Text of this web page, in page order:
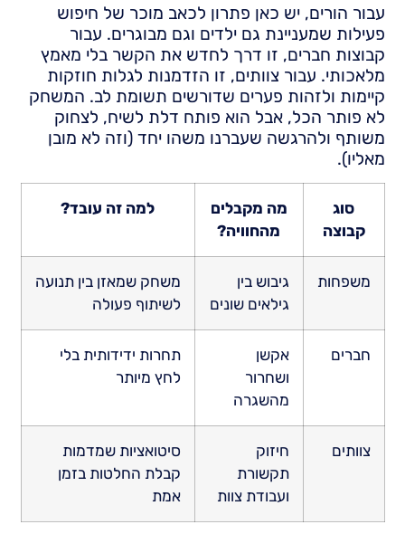
עבור הורים, יש כאן פתרון לכאב מוכר של חיפוש
פעילות שמעניינת גם ילדים וגם מבוגרים. עבור
קבוצות חברים, זו דרך לחדש את הקשר בלי מאמץ
מלאכותי. עבור צוותים, זו הזדמנות לגלות חוזקות
קיימות ולזהות פערים שדורשים תשומת לב. המשחק
לא פותר הכל, אבל הוא פותח דלת לשיח, לצחוק
משותף ולהרגשה שעברנו משהו יחד (וזה לא מובן
מאליו).
סוג
קבוצה
מה מקבלים
מהחוויה?
למה זה עובד?
משפחות
גיבוש בין
גילאים שונים
משחק שמאזן בין תנועה
לשיתוף פעולה
חברים
אקשן
ושחרור
מהשגרה
תחרות ידידותית בלי
לחץ מיותר
צוותים
חיזוק
תקשורת
ועבודת צוות
סיטואציות שמדמות
קבלת החלטות בזמן
אמת